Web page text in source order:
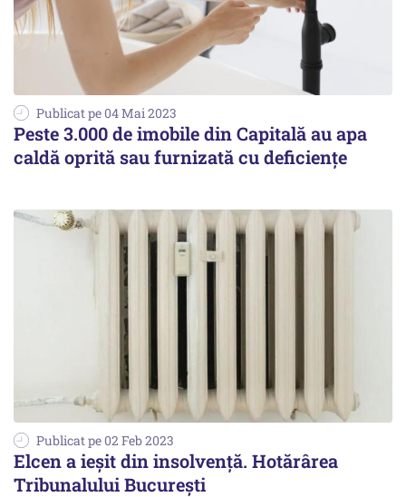
Publicat pe 04 Mai 2023
Peste 3.000 de imobile din Capitală au apa
caldă oprită sau furnizată cu deficienţe
Publicat pe 02 Feb 2023
Elcen a ieşit din insolvenţă. Hotărârea
Tribunalului Bucureşti